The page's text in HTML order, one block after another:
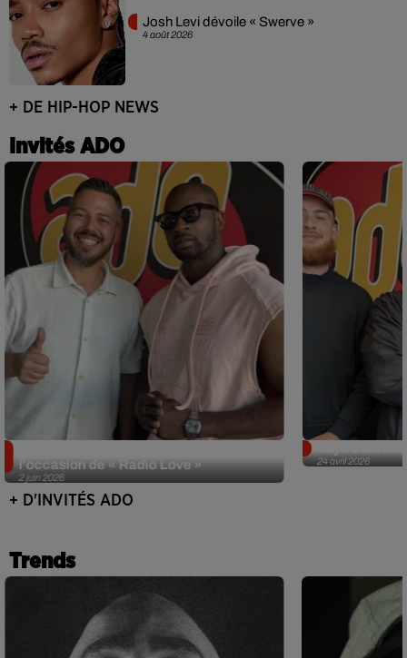
4 août 2026
Josh Levi dévoile « Swerve »
+ DE HIP-HOP NEWS
Invités ADO
2 juin 2026
l'occasion de « Radio Love »
24 avril 2026
+ D'INVITÉS ADO
Trends